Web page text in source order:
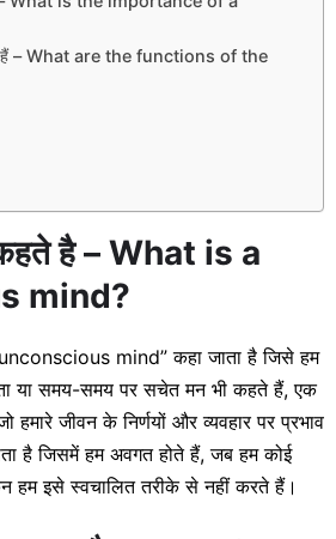
हैं – What are the functions of the
है – What is a
mind?
mind” कहा जाता है जिसे हम
या समय-समय पर सचेत मन भी कहते हैं, एक
हमारे जीवन के निर्णयों और व्यवहार पर प्रभाव
है जिसमें हम अवगत होते हैं, जब हम कोई
हम इसे स्वचालित तरीके से नहीं करते हैं।